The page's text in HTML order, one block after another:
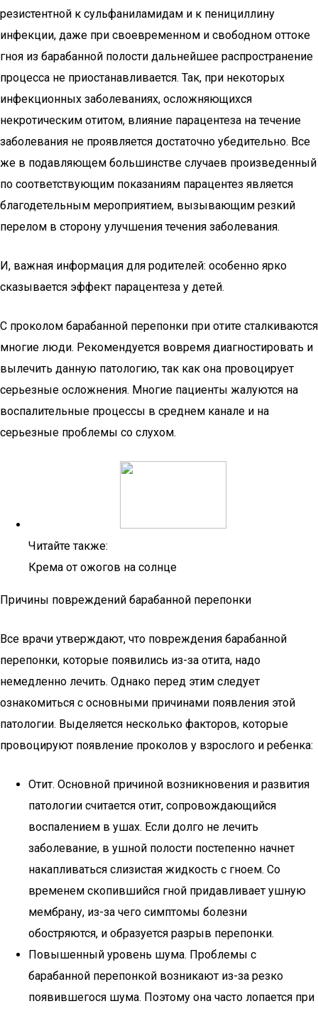
резистентной к сульфаниламидам и к пенициллину
инфекции, даже при своевременном и свободном оттоке
гноя из барабанной полости дальнейшее распространение
процесса не приостанавливается. Так, при некоторых
инфекционных заболеваниях, осложняющихся
некротическим отитом, влияние парацентеза на течение
заболевания не проявляется достаточно убедительно. Все
же в подавляющем большинстве случаев произведенный
по соответствующим показаниям парацентез является
благодетельным мероприятием, вызывающим резкий
перелом в сторону улучшения течения заболевания.
И, важная информация для родителей: особенно ярко
сказывается эффект парацентеза у детей.
С проколом барабанной перепонки при отите сталкиваются
многие люди. Рекомендуется вовремя диагностировать и
вылечить данную патологию, так как она провоцирует
серьезные осложнения. Многие пациенты жалуются на
воспалительные процессы в среднем канале и на
серьезные проблемы со слухом.
Читайте также:
Крема от ожогов на солнце
Причины повреждений барабанной перепонки
Все врачи утверждают, что повреждения барабанной
перепонки, которые появились из-за отита, надо
немедленно лечить. Однако перед этим следует
ознакомиться с основными причинами появления этой
патологии. Выделяется несколько факторов, которые
провоцируют появление проколов у взрослого и ребенка:
Отит. Основной причиной возникновения и развития
патологии считается отит, сопровождающийся
воспалением в ушах. Если долго не лечить
заболевание, в ушной полости постепенно начнет
накапливаться слизистая жидкость с гноем. Со
временем скопившийся гной придавливает ушную
мембрану, из-за чего симптомы болезни
обостряются, и образуется разрыв перепонки.
Повышенный уровень шума. Проблемы с
барабанной перепонкой возникают из-за резко
появившегося шума. Поэтому она часто лопается при